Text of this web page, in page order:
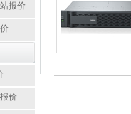
报价
价